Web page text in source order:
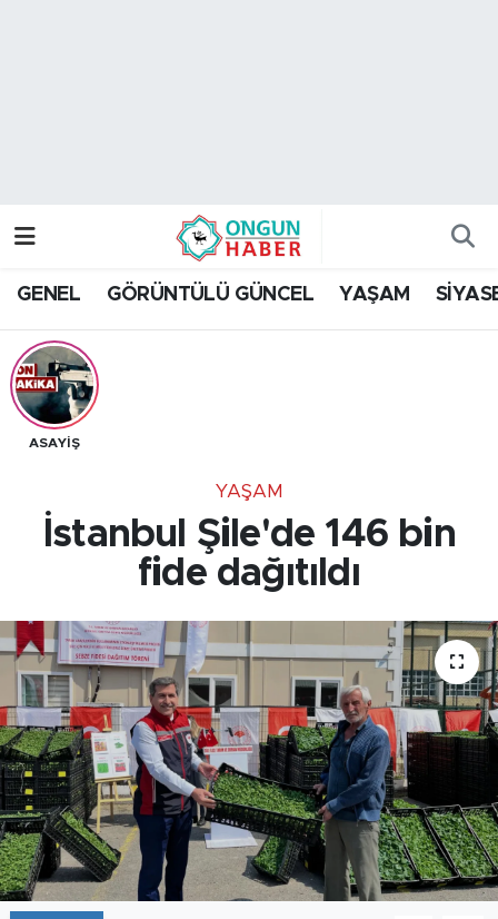
GENEL GÖRÜNTÜLÜ GÜNCEL YAŞAM
ASAYİŞ
YAŞAM
İstanbul Şile'de 146 bin
fide dağıtıldı
Trafik Durumu
Tüm Manşetler
Son Dakika Haberleri